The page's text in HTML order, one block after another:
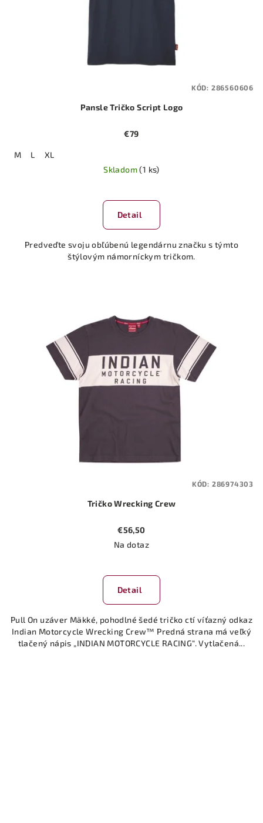
Pansle Tričko Script Logo
€79
M L
XL
Skladom(1 ks)
Detail
Predveďte svoju obľúbenú legendárnu značku s týmto
štýlovým námorníckym tričkom.
KÓD: 286560606
Tričko Wrecking Crew
€56,50
Na dotaz
Detail
Pull On uzáver Mäkké, pohodlné šedé tričko ctí víťazný odkaz
Indian Motorcycle Wrecking Crew™ Predná strana má veľký
tlačený nápis „INDIAN MOTORCYCLE RACING“. Vytlačená...
KÓD: 286974303